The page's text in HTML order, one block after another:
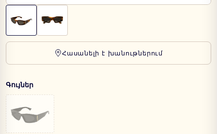
Հասանելի է խանութներում
Գույներ